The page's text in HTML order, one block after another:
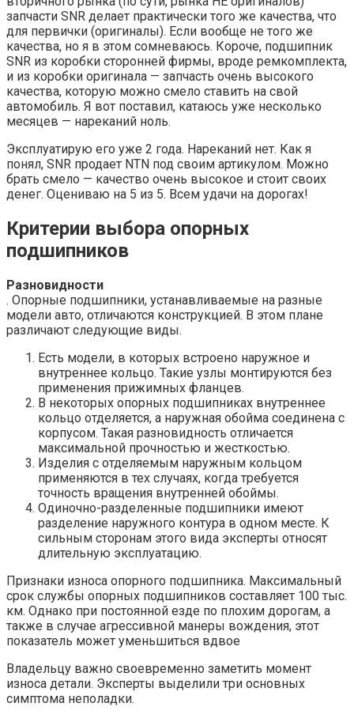
запчасти SNR делает практически того же качества, что
для первички (оригиналы). Если вообще не того же
качества, но я в этом сомневаюсь. Короче, подшипник
SNR из коробки сторонней фирмы, вроде ремкомплекта,
и из коробки оригинала — запчасть очень высокого
качества, которую можно смело ставить на свой
автомобиль. Я вот поставил, катаюсь уже несколько
месяцев — нареканий ноль.
Эксплуатирую его уже 2 года. Нареканий нет. Как я
понял, SNR продает NTN под своим артикулом. Можно
брать смело — качество очень высокое и стоит своих
денег. Оцениваю на 5 из 5. Всем удачи на дорогах!
Критерии выбора опорных
подшипников
Разновидности
. Опорные подшипники, устанавливаемые на разные
модели авто, отличаются конструкцией. В этом плане
различают следующие виды.
Есть модели, в которых встроено наружное и
внутреннее кольцо. Такие узлы монтируются без
применения прижимных фланцев.
В некоторых опорных подшипниках внутреннее
кольцо отделяется, а наружная обойма соединена с
корпусом. Такая разновидность отличается
максимальной прочностью и жесткостью.
Изделия с отделяемым наружным кольцом
применяются в тех случаях, когда требуется
точность вращения внутренней обоймы.
Одиночно-разделенные подшипники имеют
разделение наружного контура в одном месте. К
сильным сторонам этого вида эксперты относят
длительную эксплуатацию.
Признаки износа опорного подшипника. Максимальный
срок службы опорных подшипников составляет 100 тыс.
км. Однако при постоянной езде по плохим дорогам, а
также в случае агрессивной манеры вождения, этот
показатель может уменьшиться вдвое
Владельцу важно своевременно заметить момент
износа детали. Эксперты выделили три основных
симптома неполадки.